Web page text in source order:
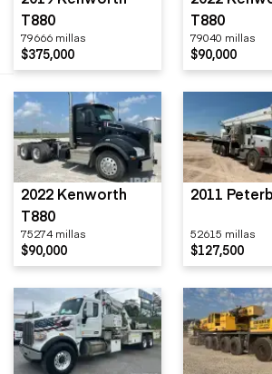
T880
79666 millas
$375,000
T880
79040 millas
$90,000
2022 Kenworth
T880
75274 millas
$90,000
2011
52615 millas
$127,500